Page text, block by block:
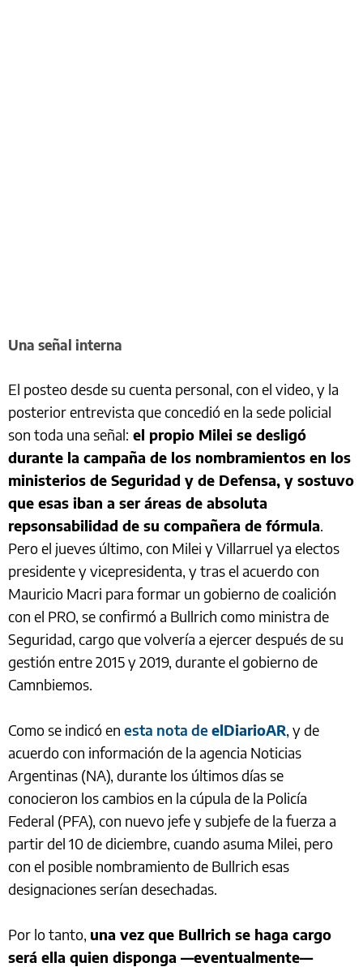
Una señal interna
El posteo desde su cuenta personal, con el video, y la
posterior entrevista que concedió en la sede policial
son toda una señal: el propio Milei se desligó
durante la campaña de los nombramientos en los
ministerios de Seguridad y de Defensa, y sostuvo
que esas iban a ser áreas de absoluta
repsonsabilidad de su compañera de fórmula.
Pero el jueves último, con Milei y Villarruel ya electos
presidente y vicepresidenta, y tras el acuerdo con
Mauricio Macri para formar un gobierno de coalición
con el PRO, se confirmó a Bullrich como ministra de
Seguridad, cargo que volvería a ejercer después de su
gestión entre 2015 y 2019, durante el gobierno de
Camnbiemos.
Como se indicó en esta nota deelDiarioAR, y de
acuerdo con información de la agencia Noticias
Argentinas (NA), durante los últimos días se
conocieron los cambios en la cúpula de la Policía
Federal (PFA), con nuevo jefe y subjefe de la fuerza a
partir del 10 de diciembre, cuando asuma Milei, pero
con el posible nombramiento de Bullrich esas
designaciones serían desechadas.
Por lo tanto, una vez que Bullrich se haga cargo
será ella quien disponga —eventualmente—